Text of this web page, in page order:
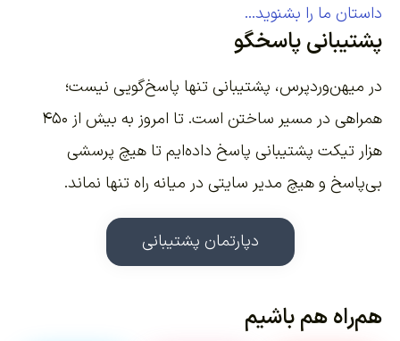
داستان ما را بشنوید...
پشتیبانی پاسخگو
در میهن‌وردپرس، پشتیبانی تنها پاسخ‌گویی نیست؛
همراهی در مسیر ساختن است. تا امروز به بیش از ۴۵۰
هزار تیکت پشتیبانی پاسخ داده‌ایم تا هیچ پرسشی
بی‌پاسخ و هیچ مدیر سایتی در میانه راه تنها نماند.
دپارتمان پشتیبانی
هم‌راه هم باشیم